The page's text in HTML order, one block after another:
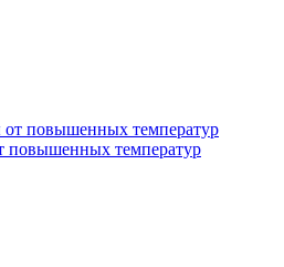
повышенных температур